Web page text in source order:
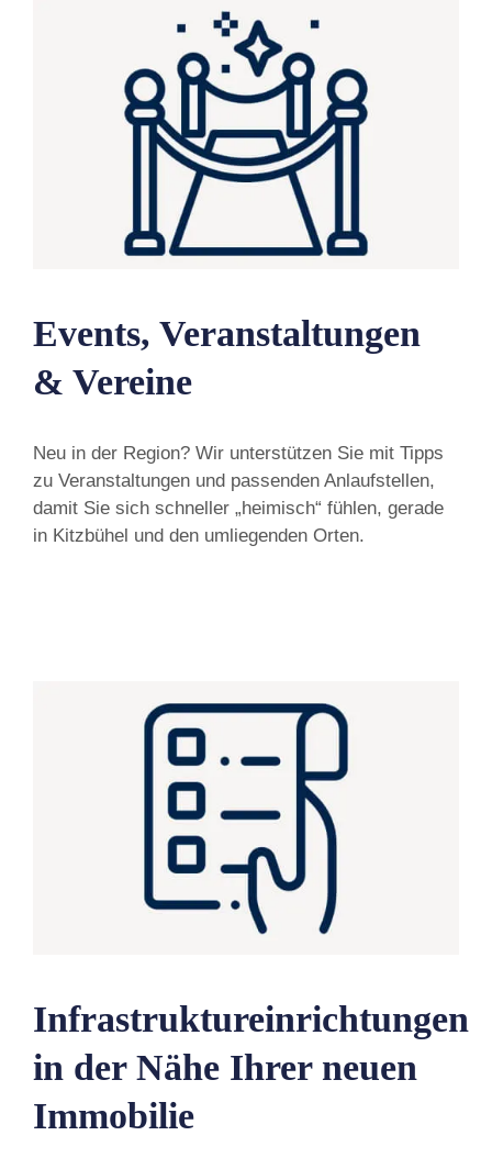
Events, Veranstaltungen
& Vereine
Neu in der Region? Wir unterstützen Sie mit Tipps
zu Veranstaltungen und passenden Anlaufstellen,
damit Sie sich schneller „heimisch“ fühlen, gerade
in Kitzbühel und den umliegenden Orten.
Infrastruktureinrichtungen
in der Nähe Ihrer neuen
Immobilie